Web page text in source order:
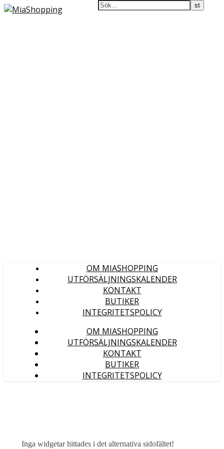
OM MIASHOPPING
UTFÖRSÄLJNINGSKALENDER
KONTAKT
BUTIKER
INTEGRITETSPOLICY
OM MIASHOPPING
UTFÖRSÄLJNINGSKALENDER
KONTAKT
BUTIKER
INTEGRITETSPOLICY
Inga widgetar hittades i det alternativa sidofältet!